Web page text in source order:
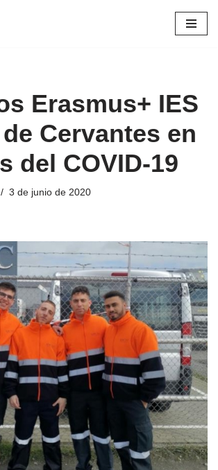
Erasmus+ IES
Cervantes en
del COVID-19
3 de junio de 2020